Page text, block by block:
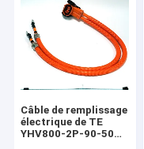
Câble de remplissage
électrique de TE
YHV800-2P-90-50M-